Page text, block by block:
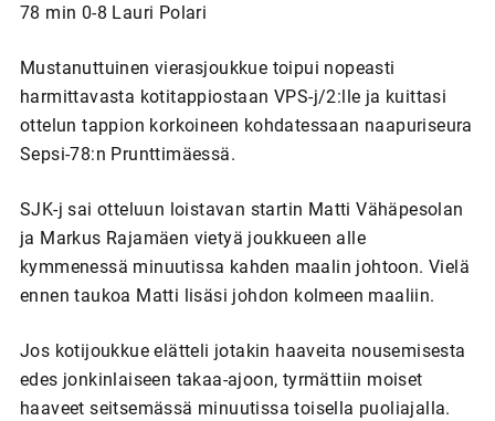
78 min 0-8 Lauri Polari
Mustanuttuinen vierasjoukkue toipui nopeasti
harmittavasta kotitappiostaan VPS-j/2:lle ja kuittasi
ottelun tappion korkoineen kohdatessaan naapuriseura
Sepsi-78:n Prunttimäessä.
SJK-j sai otteluun loistavan startin Matti Vähäpesolan
ja Markus Rajamäen vietyä joukkueen alle
kymmenessä minuutissa kahden maalin johtoon. Vielä
ennen taukoa Matti lisäsi johdon kolmeen maaliin.
Jos kotijoukkue elätteli jotakin haaveita nousemisesta
edes jonkinlaiseen takaa-ajoon, tyrmättiin moiset
haaveet seitsemässä minuutissa toisella puoliajalla.